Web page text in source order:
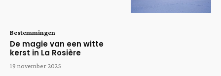
Bestemmingen
De magie van een witte
kerst in La Rosière
19 november 2025